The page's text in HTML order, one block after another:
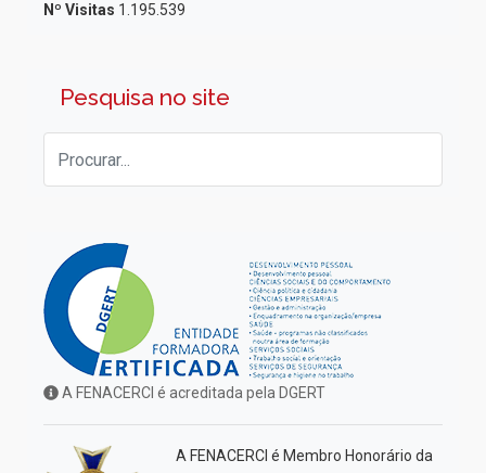
Nº Visitas 1.195.539
Pesquisa no site
A FENACERCI é acreditada pela DGERT
A FENACERCI é Membro Honorário da